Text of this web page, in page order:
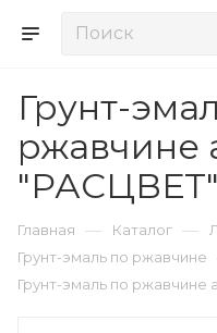
Грунт-
ржавчине
"РАСЦВЕТ"
Главная — Каталог —
Грунт-эмаль по ржавчине
Грунт-эмаль по ржавчине